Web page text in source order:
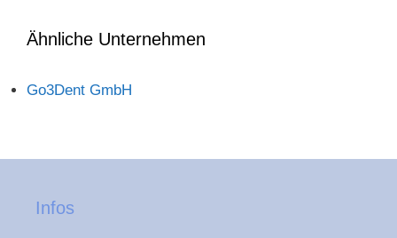
Ähnliche Unternehmen
Go3Dent GmbH
Infos